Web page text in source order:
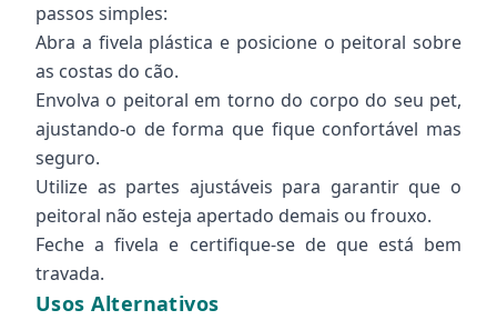
passos simples:
Abra a fivela plástica e posicione o peitoral sobre
as costas do cão.
Envolva o peitoral em torno do corpo do seu pet,
ajustando-o de forma que fique confortável mas
seguro.
Utilize as partes ajustáveis para garantir que o
peitoral não esteja apertado demais ou frouxo.
Feche a fivela e certifique-se de que está bem
travada.
Usos Alternativos